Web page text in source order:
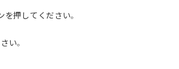
ギャラリーとは
を押してください。
い。